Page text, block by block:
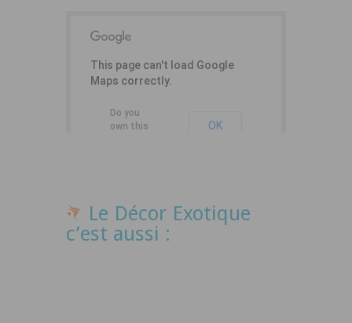
This page can't load Google
Maps correctly.
Do you
own this
OK
Le Décor Exotique
c’est aussi :